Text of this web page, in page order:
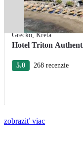
Grécko,Kréta
Hotel Triton
5.0 268 recenzie
zobraziť viac